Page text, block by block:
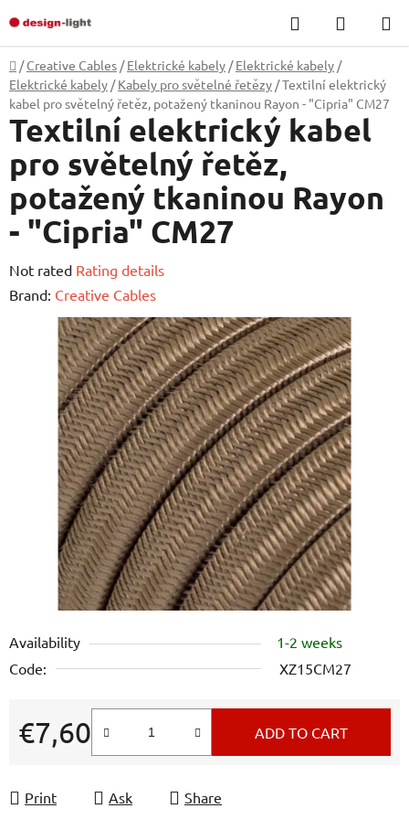
to
content
Search
CART
Home
/ Creative Cables / Elektrické kabely / Elektrické kabely /
Elektrické kabely / Kabely pro světelné řetězy /Textilní elektrický
kabel pro světelný řetěz, potažený tkaninou Rayon - "Cipria" CM27
Availability
1-2 weeks
Code:
XZ15CM27
€7,60
Measure price:
ADD TO CART
Print Ask Share
Textilní elektrický kabel
pro světelný řetěz,
potažený tkaninou Rayon
- "Cipria" CM27
The
average
product
Not rated Rating details
Brand: Creative Cables